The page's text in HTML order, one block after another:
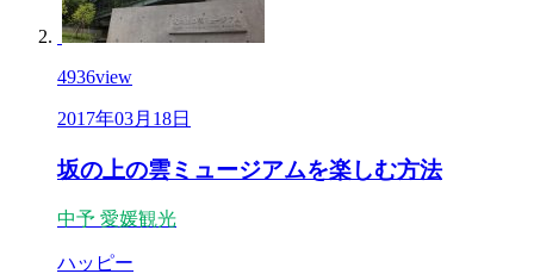
4936view
2017年03月18日
坂の上の雲ミュージアムを楽しむ方法
中予 愛媛観光
ハッピー